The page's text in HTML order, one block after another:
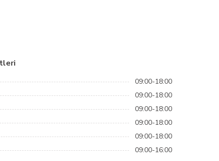
09:00-18:00
09:00-18:00
09:00-18:00
09:00-18:00
09:00-18:00
09:00-16:00